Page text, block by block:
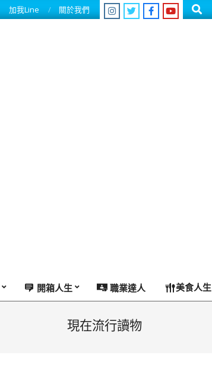
加我Line 關於我們 Search
開箱人生 職業達人 美食人生
現在流行讀物